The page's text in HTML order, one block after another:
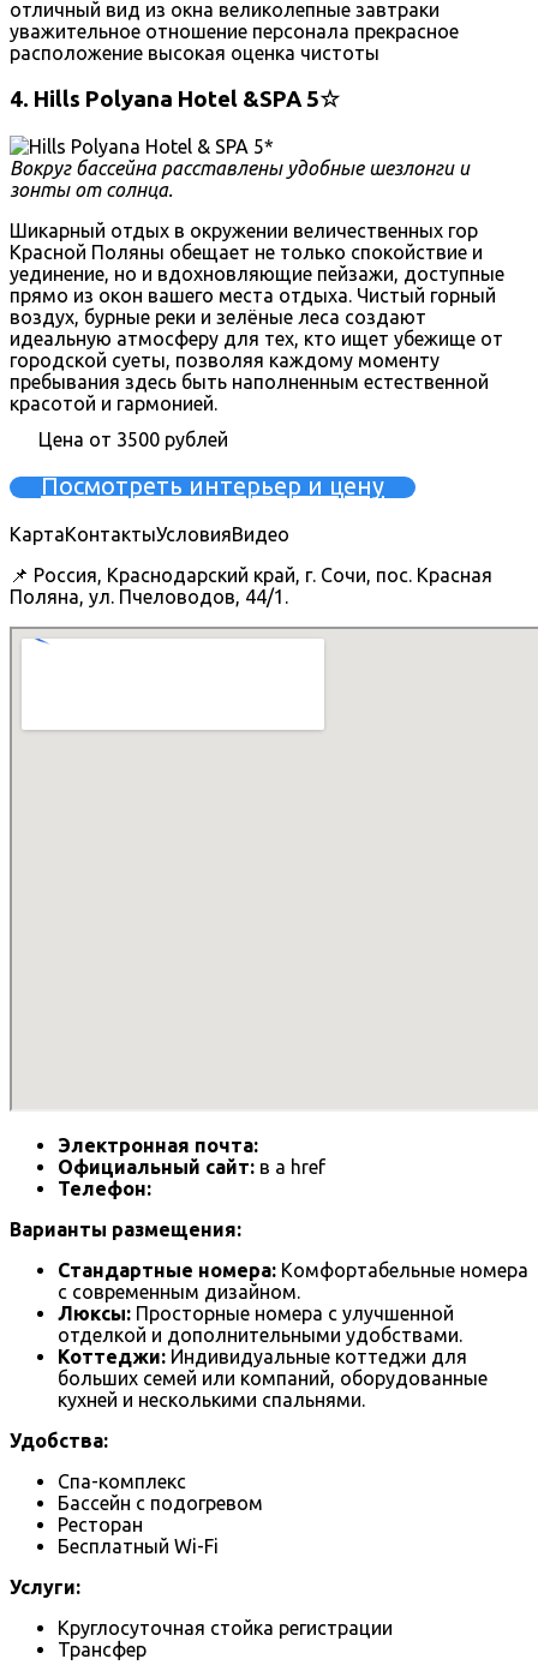
отличный вид из окна великолепные завтраки
уважительное отношение персонала прекрасное
расположение высокая оценка чистоты
4. Hills Polyana Hotel &SPA 5☆
Вокруг бассейна расставлены удобные шезлонги и
зонты от солнца.
Шикарный отдых в окружении величественных гор
Красной Поляны обещает не только спокойствие и
уединение, но и вдохновляющие пейзажи, доступные
прямо из окон вашего места отдыха. Чистый горный
воздух, бурные реки и зелёные леса создают
идеальную атмосферу для тех, кто ищет убежище от
городской суеты, позволяя каждому моменту
пребывания здесь быть наполненным естественной
красотой и гармонией.
Цена от 3500 рублей
Посмотреть интерьер и цену
КартаКонтактыУсловияВидео
📌 Россия, Краснодарский край, г. Сочи, пос. Красная
Поляна, ул. Пчеловодов, 44/1.
Электронная почта:
Официальный сайт: в a href
Телефон:
Варианты размещения:
Стандартные номера: Комфортабельные номера
с современным дизайном.
Люксы: Просторные номера с улучшенной
отделкой и дополнительными удобствами.
Коттеджи: Индивидуальные коттеджи для
больших семей или компаний, оборудованные
кухней и несколькими спальнями.
Удобства:
Спа-комплекс
Бассейн с подогревом
Ресторан
Бесплатный Wi-Fi
Услуги:
Круглосуточная стойка регистрации
Трансфер